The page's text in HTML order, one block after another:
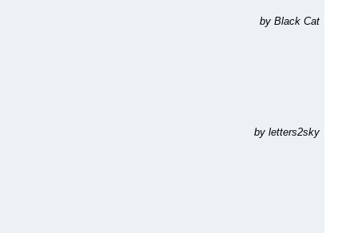
by Black Cat
by letters2sky